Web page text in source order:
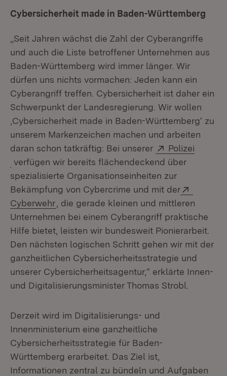
Cybersicherheit made in Baden-Württemberg
„Seit Jahren wächst die Zahl der Cyberangriffe
und auch die Liste betroffener Unternehmen aus
Baden-Württemberg wird immer länger. Wir
dürfen uns nichts vormachen: Jeden kann ein
Cyberangriff treffen. Cybersicherheit ist daher ein
Schwerpunkt der Landesregierung. Wir wollen
,Cybersicherheit made in Baden-Württemberg‘ zu
unserem Markenzeichen machen und arbeiten
daran schon tatkräftig: Bei unserer
Extern:
Polizei
(Öffnet in neuem Fenster)
verfügen wir bereits flächendeckend über
spezialisierte Organisationseinheiten zur
Bekämpfung von Cybercrime und mit der
Cyberwehr (Öffnet in neuem Fenster)
, die gerade kleinen und mittleren
Unternehmen bei einem Cyberangriff praktische
Hilfe bietet, leisten wir bundesweit Pionierarbeit.
Den nächsten logischen Schritt gehen wir mit der
ganzheitlichen Cybersicherheitsstrategie und
unserer Cybersicherheitsagentur,“ erklärte Innen-
und Digitalisierungsminister Thomas Strobl.
Derzeit wird im Digitalisierungs- und
Innenministerium eine ganzheitliche
Cybersicherheitsstrategie für Baden-
Württemberg erarbeitet. Das Ziel ist,
Informationen zentral zu bündeln und Aufgaben